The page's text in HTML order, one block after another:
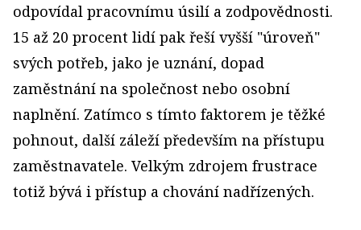
odpovídal pracovnímu úsilí a zodpovědnosti.
15 až 20 procent lidí pak řeší vyšší "úroveň"
svých potřeb, jako je uznání, dopad
zaměstnání na společnost nebo osobní
naplnění. Zatímco s tímto faktorem je těžké
pohnout, další záleží především na přístupu
zaměstnavatele. Velkým zdrojem frustrace
totiž bývá i přístup a chování nadřízených.